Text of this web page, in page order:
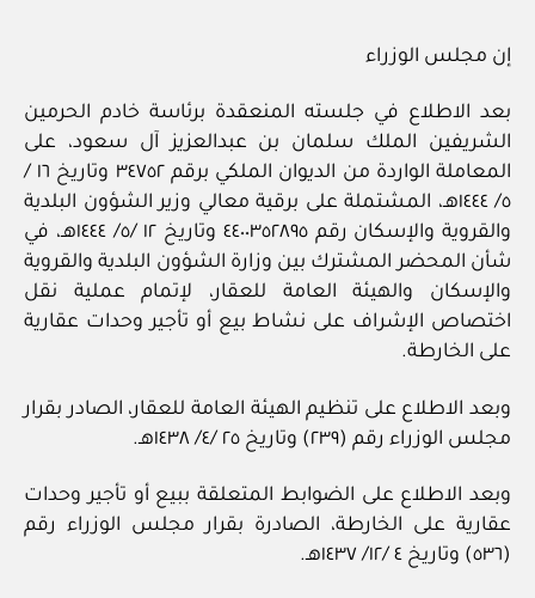
إن مجلس الوزراء
بعد الاطلاع في جلسته المنعقدة برئاسة خادم الحرمين
الشريفين الملك سلمان بن عبدالعزيز آل سعود، على
المعاملة الواردة من الديوان الملكي برقم ٣٤٧٥٢ وتاريخ ١٦ /
٥/ ١٤٤٤هـ، المشتملة على برقية معالي وزير الشؤون البلدية
والقروية والإسكان رقم ٤٤٠٠٣٥٢٨٩٥ وتاريخ ١٢ /٥/ ١٤٤٤هـ، في
شأن المحضر المشترك بين وزارة الشؤون البلدية والقروية
والإسكان والهيئة العامة للعقار، لإتمام عملية نقل
اختصاص الإشراف على نشاط بيع أو تأجير وحدات عقارية
على الخارطة.
وبعد الاطلاع على تنظيم الهيئة العامة للعقار، الصادر بقرار
مجلس الوزراء رقم (٢٣٩) وتاريخ ٢٥ /٤/ ١٤٣٨هـ.
وبعد الاطلاع على الضوابط المتعلقة ببيع أو تأجير وحدات
عقارية على الخارطة، الصادرة بقرار مجلس الوزراء رقم
(٥٣٦) وتاريخ ٤ /١٢/ ١٤٣٧هـ.